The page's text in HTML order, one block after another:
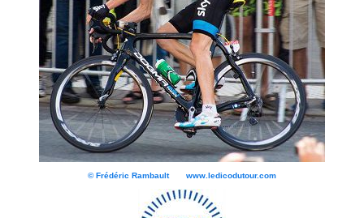
© Frédéric Rambault www.ledicodutour.com